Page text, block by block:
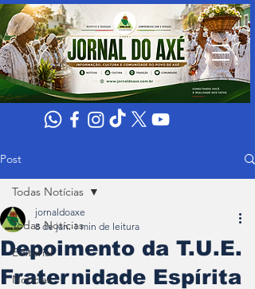
Post
Todas Notícias
Editorial
Noticias
Todas Notícias
Depoimento da T.U.E.
Fraternidade Espírita
jornaldoaxe
8 de jan. 1 min de leitura